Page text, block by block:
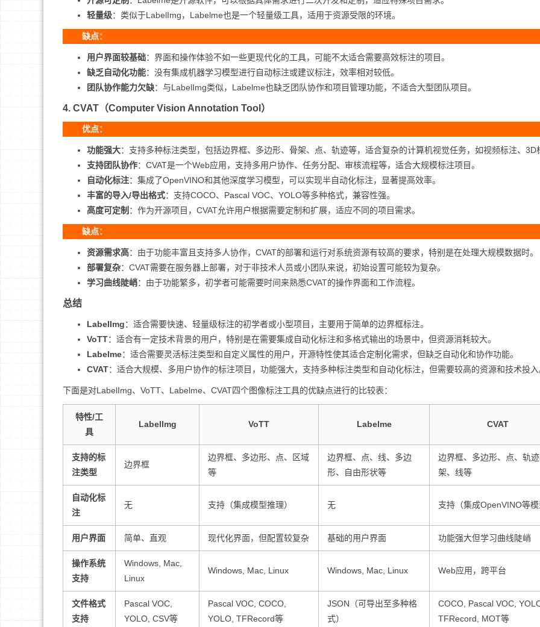
轻量级：类似于LabelImg，Labelme也是一个轻量级工具，适用于资源受限的环境。
缺点：
用户界面较基础：界面和操作体验不如一些更现代化的工具，可能不太适合需要高效标注的项目。
缺乏自动化功能：没有集成机器学习模型进行自动标注或建议标注，效率相对较低。
团队协作能力欠缺：与LabelImg类似，Labelme也缺乏团队协作和项目管理功能，不适合大型团队项目。
4. CVAT（Computer Vision Annotation Tool）
优点：
功能强大：支持多种标注类型，包括边界框、多边形、骨架、点、轨迹等，适合复杂的计算机视觉任务，如视频标注、3D
支持团队协作：CVAT是一个Web应用，支持多用户协作、任务分配、审核流程等，适合大规模标注项目。
自动化标注：集成了OpenVINO和其他深度学习模型，可以实现半自动化标注，显著提高效率。
丰富的导入/导出格式：支持COCO、Pascal VOC、YOLO等多种格式，兼容性强。
高度可定制 ：作为开源项目，CVAT允许用户根据需要定制和扩展，适应不同的项目需求。
缺点：
资源需求高：由于功能丰富且支持多人协作，CVAT的部署和运行对系统资源有较高的要求，特别是在处理大规模数据时。
部署复杂：CVAT需要在服务器上部署，对于非技术人员或小团队来说，初始设置可能较为复杂。
学习曲线陡峭：由于功能繁多，初学者可能需要时间来熟悉CVAT的操作界面和工作流程。
总结
LabelImg：适合需要快速、轻量级标注的初学者或小型项目，主要用于简单的边界框标注。
VoTT：适合有一定技术背景的用户，特别是在需要集成自动化标注和多格式输出的场景中，但资源消耗较大。
Labelme：适合需要灵活标注类型和自定义属性的用户，开源特性使其适合定制化需求，但缺乏自动化和协作功能。
CVAT：适合大规模、多用户协作的标注项目，功能强大，支持多种标注类型和自动化标注，但需要较高的资源和技术投
下面是对LabelImg、VoTT、Labelme、CVAT四个图像标注工具的优缺点进行的比较表：
特性/工
具
LabelImg VoTT Labelme CVAT
支持的标
注类型
边界框
边界框、多边形、点、区域
等
边界框、点、线、多边
形、自由形状等
边界框、多边形、点、轨
架、线等
自动化标
注
无 支持（集成模型推理） 无 支持（集成OpenVINO等
用户界面 简单、直观 现代化界面，但配置较复杂 基础的用户界面 功能强大但学习曲线陡峭
操作系统
支持
Windows, Mac,
Linux
Windows, Mac, Linux Windows, Mac, Linux Web应用，跨平台
文件格式
支持
Pascal VOC,
YOLO, CSV等
Pascal VOC, COCO,
YOLO, TFRecord等
JSON（可导出至多种格
式）
COCO, Pascal VOC,
TFRecord, MOT等